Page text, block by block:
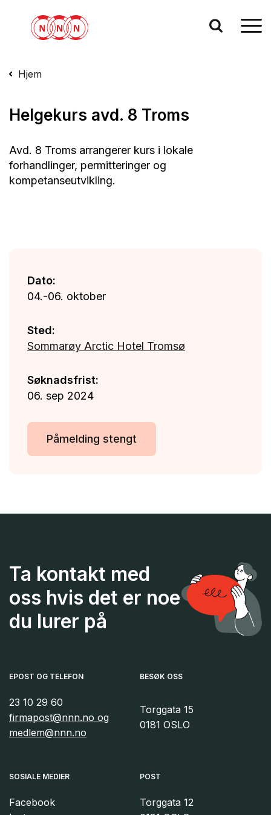
Hjem
Helgekurs avd. 8 Troms
Avd. 8 Troms arrangerer kurs i lokale
forhandlinger, permitteringer og
kompetanseutvikling.
Dato:
04.-06. oktober
Sted:
Sommarøy Arctic Hotel Tromsø
Søknadsfrist:
06. sep 2024
Påmelding stengt
Ta kontakt med
oss hvis det er noe
du lurer på
EPOST OG TELEFON
23 10 29 60
firmapost@nnn.no og
medlem@nnn.no
SOSIALE MEDIER
Facebook
BESØK OSS
Torggata 15
0181 OSLO
POST
Torggata 12